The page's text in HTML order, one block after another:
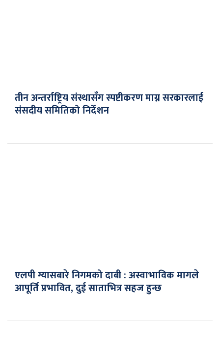
तीन अन्तर्राष्ट्रिय संस्थासँग स्पष्टीकरण माग्न सरकारलाई
संसदीय समितिको निर्देशन
एलपी ग्यासबारे निगमको दाबी : अस्वाभाविक मागले
आपूर्ति प्रभावित, दुई साताभित्र सहज हुन्छ